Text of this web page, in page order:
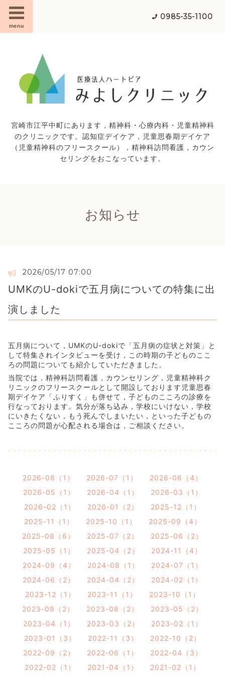
menu
0985-35-1100
宮崎市江平中町にあります，精神科・心療内科・児童精神科
のクリニックです。認知症デイケア，児童思春期デイケア
（児童精神科のフリースクール），精神科訪問看護，カウン
セリングをおこなっています。
お知らせ
2026/05/17 07:00
UMKのU-dokiで五月病についての特集に出
演しました
五月病について，UMKのU-dokiで「五月病の症状と対策」と
して特集されインタビューを受け，この時期の子どものここ
ろの問題についても紹介していただきました。
当院では，精神科訪問看護，カウンセリング，児童精神科ク
リニックのフリースクールとして開設しております児童思春
期デイケア「ふりすく」も併せて，子どものこころの診療を
行なっております。気分が落ち込み，学校にいけない，学校
にいきたくない，もう死んでしまいたい，といった子どもの
こころの問題が心配される場合は，ご相談ください。
2026-08（1） 2026-07（1）
2026-06（4）
2026-05（1）
2026-04（1）
2026-03（1）
2026-02（1）
2026-01（2）
2025-12（1）
2025-11（1）
2025-10（1）
2025-09（4）
2025-08（6）
2025-07（2）
2025-06（2）
2025-05（1）
2025-04（2）
2024-11（4）
2024-09（4）
2024-08（1）
2024-07（1）
2024-06（2）
2024-04（2）
2024-02（1）
2023-12（1）
2023-11（1）
2023-10（1）
2023-09（2）
2023-08（2）
2023-05（2）
2023-04（1）
2023-03（2）
2023-02（1）
2023-01（3）
2022-11（3）
2022-10（2）
2022-09（2）
2022-06（1）
2022-04（3）
2022-02（1）
2021-04（1） 2021-02（1）